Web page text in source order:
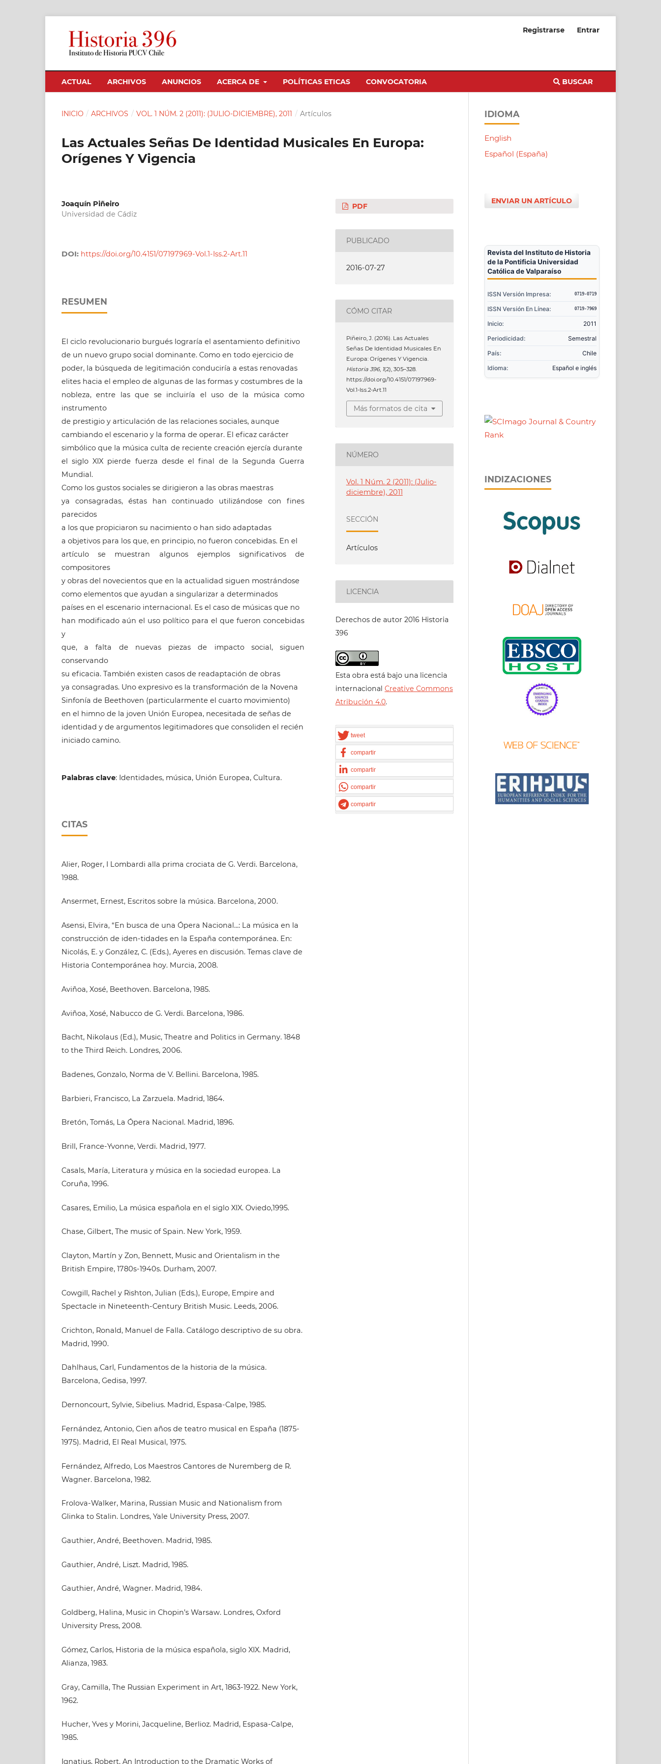
ACTUAL ARCHIVOS ANUNCIOS ACERCA DE POLÍTICAS ETICAS CONVOCATORIA BUSCAR
Registrarse Entrar
INICIO / ARCHIVOS / VOL. 1 NÚM. 2 (2011): (JULIO-DICIEMBRE), 2011 / Artículos
Las Actuales Señas De Identidad Musicales En Europa:
Orígenes Y Vigencia
Joaquín Piñeiro
Universidad de Cádiz
DOI: https://doi.org/10.4151/07197969-Vol.1-Iss.2-Art.11
RESUMEN
El ciclo revolucionario burgués lograría el asentamiento definitivo
de un nuevo grupo social dominante. Como en todo ejercicio de
poder, la búsqueda de legitimación conduciría a estas renovadas
elites hacia el empleo de algunas de las formas y costumbres de la
nobleza, entre las que se incluiría el uso de la música como
instrumento
de prestigio y articulación de las relaciones sociales, aunque
cambiando el escenario y la forma de operar. El eficaz carácter
simbólico que la música culta de reciente creación ejercía durante
el siglo XIX pierde fuerza desde el final de la Segunda Guerra
Mundial.
Como los gustos sociales se dirigieron a las obras maestras
ya consagradas, éstas han continuado utilizándose con fines
parecidos
a los que propiciaron su nacimiento o han sido adaptadas
a objetivos para los que, en principio, no fueron concebidas. En el
artículo se muestran algunos ejemplos significativos de
compositores
y obras del novecientos que en la actualidad siguen mostrándose
como elementos que ayudan a singularizar a determinados
países en el escenario internacional. Es el caso de músicas que no
han modificado aún el uso político para el que fueron concebidas
y
que, a falta de nuevas piezas de impacto social, siguen
conservando
su eficacia. También existen casos de readaptación de obras
ya consagradas. Uno expresivo es la transformación de la Novena
Sinfonía de Beethoven (particularmente el cuarto movimiento)
en el himno de la joven Unión Europea, necesitada de señas de
identidad y de argumentos legitimadores que consoliden el recién
iniciado camino.
Palabras clave: Identidades, música, Unión Europea, Cultura.
CITAS
Alier, Roger, I Lombardi alla prima crociata de G. Verdi. Barcelona,
1988.
Ansermet, Ernest, Escritos sobre la música. Barcelona, 2000.
Asensi, Elvira, “En busca de una Ópera Nacional...: La música en la
construcción de iden-tidades en la España contemporánea. En:
Nicolás, E. y González, C. (Eds.), Ayeres en discusión. Temas clave de
Historia Contemporánea hoy. Murcia, 2008.
Aviñoa, Xosé, Beethoven. Barcelona, 1985.
Aviñoa, Xosé, Nabucco de G. Verdi. Barcelona, 1986.
Bacht, Nikolaus (Ed.), Music, Theatre and Politics in Germany. 1848
to the Third Reich. Londres, 2006.
Badenes, Gonzalo, Norma de V. Bellini. Barcelona, 1985.
Barbieri, Francisco, La Zarzuela. Madrid, 1864.
Bretón, Tomás, La Ópera Nacional. Madrid, 1896.
Brill, France-Yvonne, Verdi. Madrid, 1977.
Casals, María, Literatura y música en la sociedad europea. La
Coruña, 1996.
Casares, Emilio, La música española en el siglo XIX. Oviedo,1995.
Chase, Gilbert, The music of Spain. New York, 1959.
Clayton, Martín y Zon, Bennett, Music and Orientalism in the
British Empire, 1780s-1940s. Durham, 2007.
Cowgill, Rachel y Rishton, Julian (Eds.), Europe, Empire and
Spectacle in Nineteenth-Century British Music. Leeds, 2006.
Crichton, Ronald, Manuel de Falla. Catálogo descriptivo de su obra.
Madrid, 1990.
Dahlhaus, Carl, Fundamentos de la historia de la música.
Barcelona, Gedisa, 1997.
Dernoncourt, Sylvie, Sibelius. Madrid, Espasa-Calpe, 1985.
Fernández, Antonio, Cien años de teatro musical en España (1875-
1975). Madrid, El Real Musical, 1975.
Fernández, Alfredo, Los Maestros Cantores de Nuremberg de R.
Wagner. Barcelona, 1982.
Frolova-Walker, Marina, Russian Music and Nationalism from
Glinka to Stalin. Londres, Yale University Press, 2007.
Gauthier, André, Beethoven. Madrid, 1985.
Gauthier, André, Liszt. Madrid, 1985.
Gauthier, André, Wagner. Madrid, 1984.
Goldberg, Halina, Music in Chopin’s Warsaw. Londres, Oxford
University Press, 2008.
Gómez, Carlos, Historia de la música española, siglo XIX. Madrid,
Alianza, 1983.
Gray, Camilla, The Russian Experiment in Art, 1863-1922. New York,
1962.
Hucher, Yves y Morini, Jacqueline, Berlioz. Madrid, Espasa-Calpe,
1985.
Ignatius, Robert, An Introduction to the Dramatic Works of
PDF
PUBLICADO
2016-07-27
CÓMO CITAR
Piñeiro, J. (2016). Las Actuales
Señas De Identidad Musicales En
Europa: Orígenes Y Vigencia.
Historia 396, 1(2), 305–328.
https://doi.org/10.4151/07197969-
Vol.1-Iss.2-Art.11
Más formatos de cita
NÚMERO
Vol. 1 Núm. 2 (2011): (Julio-
diciembre), 2011
SECCIÓN
Artículos
LICENCIA
Derechos de autor 2016 Historia
396
Esta obra está bajo una licencia
internacional Creative Commons
Atribución 4.0.
tweet
compartir
compartir
compartir
compartir
IDIOMA
English
Español (España)
ENVIAR UN ARTÍCULO
Revista del Instituto de Historia
de la Pontificia Universidad
Católica de Valparaíso
ISSN Versión Impresa: 0719-0719
ISSN Versión En Línea: 0719-7969
Inicio:
2011
Periodicidad:
Semestral
País:
Chile
Idioma:
Español e inglés
INDIZACIONES